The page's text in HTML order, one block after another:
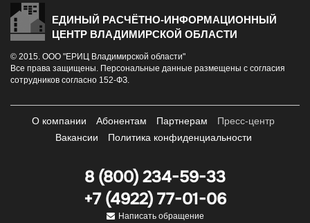
ЕДИНЫЙ РАСЧЁТНО-ИНФОРМАЦИОННЫЙ
ЦЕНТР ВЛАДИМИРСКОЙ ОБЛАСТИ
© 2015. ООО "ЕРИЦ Владимирской области"
Все права защищены. Персональные данные размещены с согласия
сотрудников согласно 152-ФЗ.
О компании Абонентам Партнерам
Пресс-центр
Вакансии
Политика конфиденциальности
8 (800) 234-59-33
+7 (4922) 77-01-06
Написать обращение